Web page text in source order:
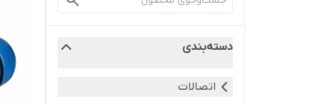
دسته‌بندی
اتصالات